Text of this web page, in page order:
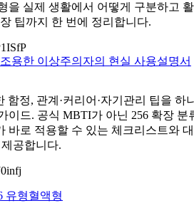
을 실제 생활에서 어떻게 구분하고 활
팁까지 한 번에 정리합니다.
ISfP
용한 이상주의자의 현실 사용설명서
함정, 관계·커리어·자기관리 팁을 하
이드. 공식 MBTI가 아닌 256 확장 분
바로 적용할 수 있는 체크리스트와 대
제공합니다.
infj
유형혈액형